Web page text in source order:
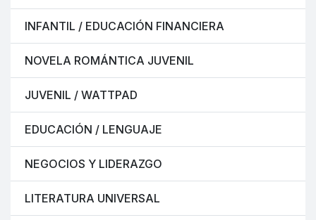
INFANTIL / EDUCACIÓN FINANCIERA
NOVELA ROMÁNTICA JUVENIL
JUVENIL / WATTPAD
EDUCACIÓN / LENGUAJE
NEGOCIOS Y LIDERAZGO
LITERATURA UNIVERSAL